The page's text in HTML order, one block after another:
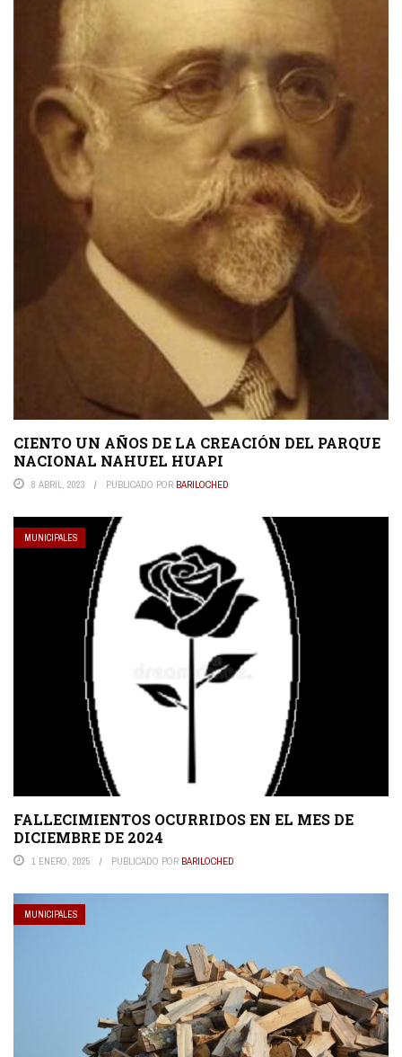
CIENTO UN AÑOS DE LA CREACIÓN DEL PARQUE
NACIONAL NAHUEL HUAPI
8 ABRIL, 2023 PUBLICADO POR BARILOCHED
MUNICIPALES
FALLECIMIENTOS OCURRIDOS EN EL MES DE
DICIEMBRE DE 2024
1 ENERO, 2025 PUBLICADO POR BARILOCHED
MUNICIPALES